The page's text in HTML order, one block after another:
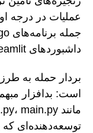
عملیات در درجه
داشبوردهای Streamlit و بسته‌های PyPI تمرکز دارد.
بردار حمله به طرز
است: بدافزار